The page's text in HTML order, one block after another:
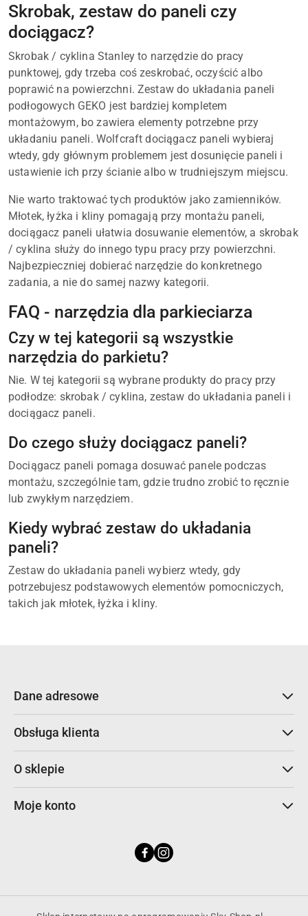
Skrobak, zestaw do paneli czy
dociągacz?
Skrobak / cyklina Stanley to narzędzie do pracy
punktowej, gdy trzeba coś zeskrobać, oczyścić albo
poprawić na powierzchni. Zestaw do układania paneli
podłogowych GEKO jest bardziej kompletem
montażowym, bo zawiera elementy potrzebne przy
układaniu paneli. Wolfcraft dociągacz paneli wybieraj
wtedy, gdy głównym problemem jest dosunięcie paneli i
ustawienie ich przy ścianie albo w trudniejszym miejscu.
Nie warto traktować tych produktów jako zamienników.
Młotek, łyżka i kliny pomagają przy montażu paneli,
dociągacz paneli ułatwia dosuwanie elementów, a skrobak
/ cyklina służy do innego typu pracy przy powierzchni.
Najbezpieczniej dobierać narzędzie do konkretnego
zadania, a nie do samej nazwy kategorii.
FAQ - narzędzia dla parkieciarza
Czy w tej kategorii są wszystkie
narzędzia do parkietu?
Nie. W tej kategorii są wybrane produkty do pracy przy
podłodze: skrobak / cyklina, zestaw do układania paneli i
dociągacz paneli.
Do czego służy dociągacz paneli?
Dociągacz paneli pomaga dosuwać panele podczas
montażu, szczególnie tam, gdzie trudno zrobić to ręcznie
lub zwykłym narzędziem.
Kiedy wybrać zestaw do układania
paneli?
Zestaw do układania paneli wybierz wtedy, gdy
potrzebujesz podstawowych elementów pomocniczych,
takich jak młotek, łyżka i kliny.
Dane adresowe
Obsługa klienta
O sklepie
Moje konto